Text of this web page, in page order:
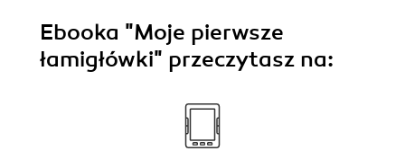
Ebooka "Moje pierwsze
łamigłówki" przeczytasz na: